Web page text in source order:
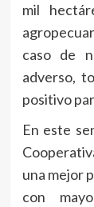
mil
caso de
adverso,
positivo
En este
una mejor
con